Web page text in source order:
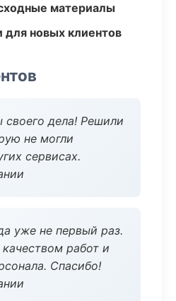
материалы
для новых клиентов
дела! Решили
не могли
сервисах.
уже не первый раз.
работ и
Спасибо!